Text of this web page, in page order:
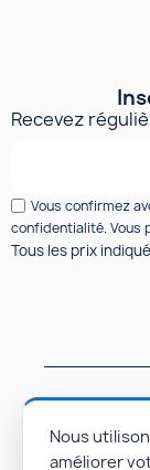
Recevez
Vous confirmez
confidentialité. Vous
Tous les prix
Nous
améliorer